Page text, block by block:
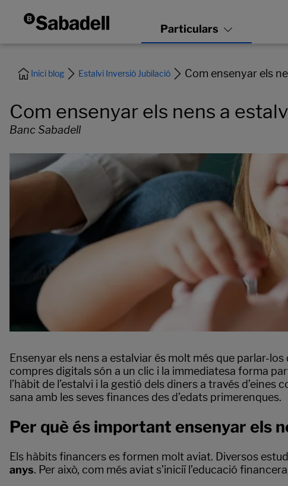
Inici blog Estalvi Inversió Jubilació Com ensenyar els
Com ensenyar els nens a
Banc Sabadell
Ensenyar els nens a estalviar és molt més que parlar-
compres digitals són a un clic i la immediatesa forma
l’hàbit de l’estalvi i la gestió dels diners a través d’eines
sana amb les seves finances des d’edats primerenques.
Per què és important ensenyar els
Els hàbits financers es formen molt aviat. Diversos
anys. Per això, com més aviat s’iniciï l’educació